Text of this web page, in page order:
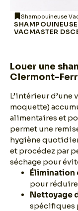
Shampouineuse
SHAMPOUINEUSE
VACMASTER
Louer une
Clermont-
L’intérieur d’une
moquette)
alimentaires et
permet une
hygiène
et procédez par
séchage pour
Élimination
pour
Nettoyage
spécifiques